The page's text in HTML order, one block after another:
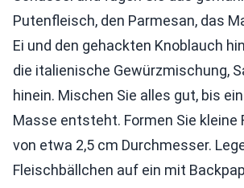
Putenfleisch, den Parmesan, das
Ei und den gehackten Knoblauch
die italienische Gewürzmischung,
hinein. Mischen Sie alles gut, bis
Masse entsteht. Formen Sie kleine
von etwa 2,5 cm Durchmesser.
Fleischbällchen auf ein mit